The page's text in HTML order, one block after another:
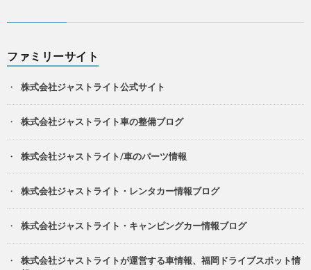
ファミリーサイト
株式会社ジャストライト公式サイト
株式会社ジャストライト車の整備ブログ
株式会社ジャストライト/車のパーツ情報
株式会社ジャストライト・レンタカー情報ブログ
株式会社ジャストライト・キャンピングカー情報ブログ
株式会社ジャストライトが運営する車情報、福岡ドライブスポット情